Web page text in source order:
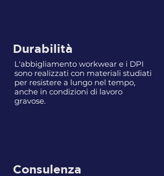
Durabilità
L'abbigliamento workwear e i DPI
sono realizzati con materiali studiati
per resistere a lungo nel tempo,
anche in condizioni di lavoro
gravose.
Consulenza